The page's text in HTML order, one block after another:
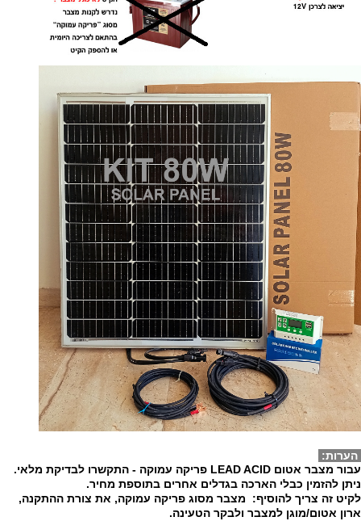
הערות:
עבור מצבר אטום LEAD ACID פריקה עמוקה - התקשרו לבדיקת מלאי.
ניתן להזמין כבלי הארכה בגדלים אחרים בתוספת מחיר.
לקיט זה צריך להוסיף: מצבר מסוג פריקה עמוקה, את צורת ההתקנה,
ארון אטום/מוגן למצבר ולבקר הטעינה.